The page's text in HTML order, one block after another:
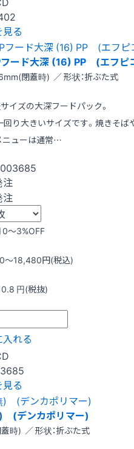
る
フード大深 (16) PP (エフピ
閉蓋時) ／ 形状：折ぶた式
イズの大深フードパック。
り大きいサイズです。焼きそば
ニューは通常…
注
注
0〜3%OFF
0〜18,480円(税込)
円(税抜)
れる
る
(デンカポリマー)
時) ／ 形状：折ぶた式